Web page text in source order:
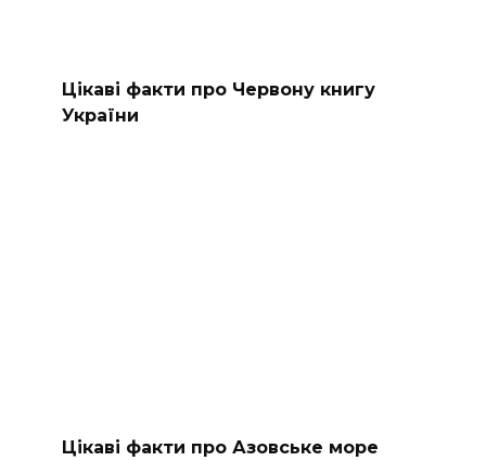
Цікаві факти про Червону книгу
України
Цікаві факти про Азовське море